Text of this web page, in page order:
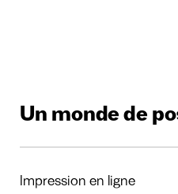
Un monde de
Impression en ligne